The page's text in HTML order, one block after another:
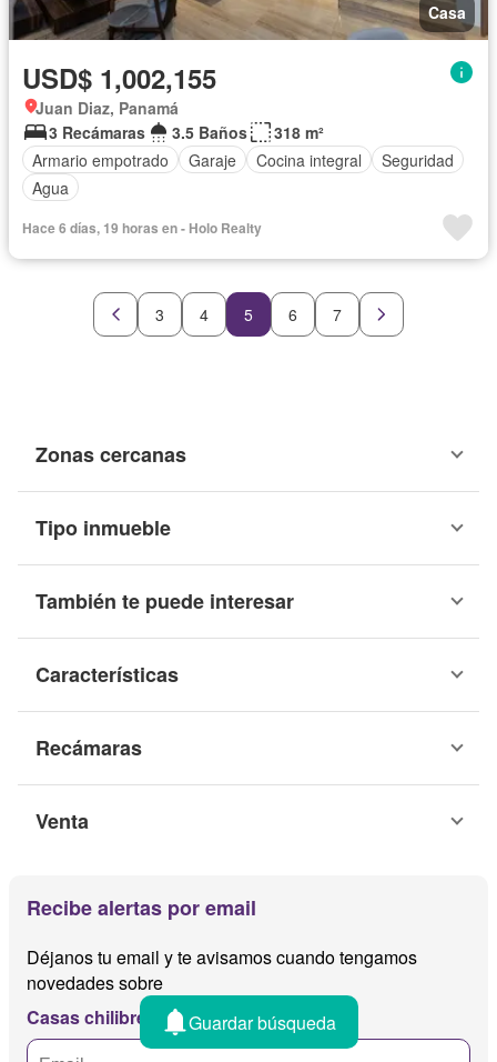
Casa
USD$ 1,002,155
Juan Diaz, Panamá
3 Recámaras
3.5 Baños
318 m²
Armario empotrado
Garaje Cocina integral
Seguridad
Agua
Hace 6 días, 19 horas en - Holo Realty
3 4 5 6 7
Zonas cercanas
Tipo inmueble
También te puede interesar
Características
Recámaras
Venta
Recibe alertas por email
Déjanos tu email y te avisamos cuando tengamos
novedades sobre
Casas chilibre
Guardar búsqueda